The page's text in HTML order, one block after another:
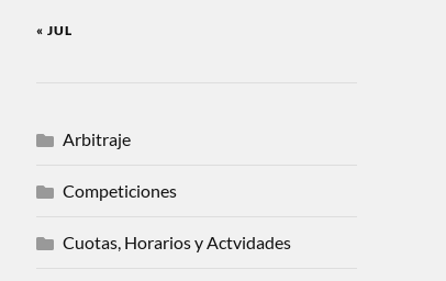
« JUL
Arbitraje
Competiciones
Cuotas, Horarios y Actvidades